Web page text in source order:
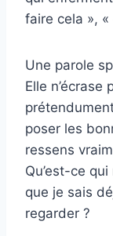
faire cela »,
Une parole
Elle
poser les
ressens
Qu’est-ce
que je sais
regarder ?